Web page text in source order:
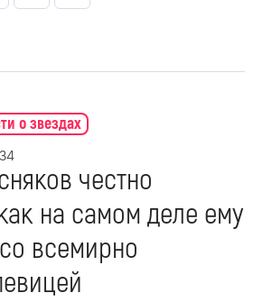
о звездах
честно
на самом деле ему
всемирно